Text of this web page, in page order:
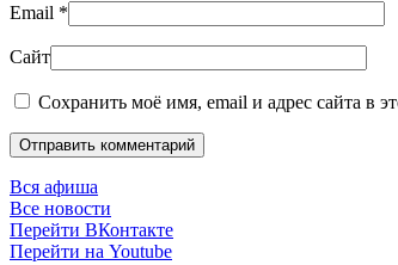
Email *
Сайт
Сохранить моё имя, email и адрес сайта в
Отправить комментарий
Вся афиша
Все новости
Перейти ВКонтакте
Перейти на Youtube